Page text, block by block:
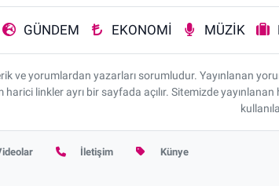
GÜNDEM EKONOMİ MÜZİK
ve yorumlardan yazarları sorumludur. Yayınlanan
linkler ayrı bir sayfada açılır. Sitemizde
İletişim Künye